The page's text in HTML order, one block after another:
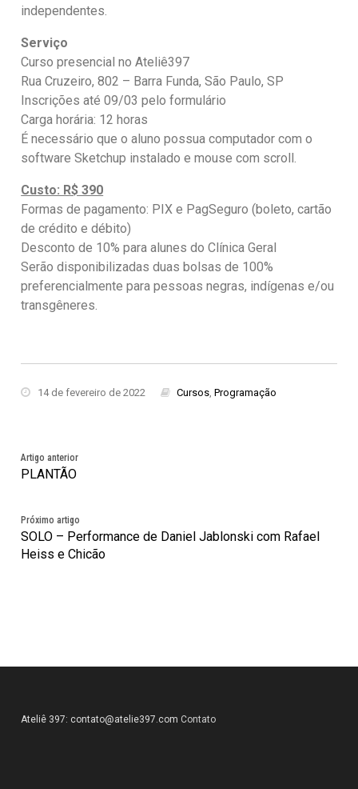
independentes.
Serviço
Curso presencial no Ateliê397
Rua Cruzeiro, 802 – Barra Funda, São Paulo, SP
Inscrições até 09/03 pelo formulário
Carga horária: 12 horas
É necessário que o aluno possua computador com o
software Sketchup instalado e mouse com scroll.
Custo: R$ 390
Formas de pagamento: PIX e PagSeguro (boleto, cartão
de crédito e débito)
Desconto de 10% para alunes do Clínica Geral
Serão disponibilizadas duas bolsas de 100%
preferencialmente para pessoas negras, indígenas e/ou
transgêneres.
14 de fevereiro de 2022 Cursos ,Programação
Artigo anterior
PLANTÃO
Próximo artigo
SOLO – Performance de Daniel Jablonski com Rafael
Heiss e Chicão
Ateliê 397: contato@atelie397.com Contato